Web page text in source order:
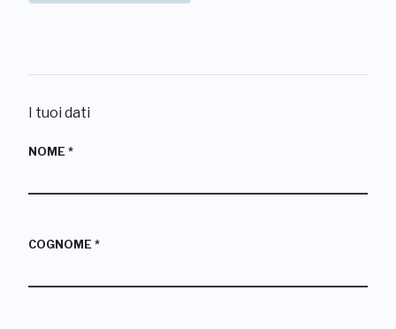
I tuoi dati
NOME *
COGNOME *